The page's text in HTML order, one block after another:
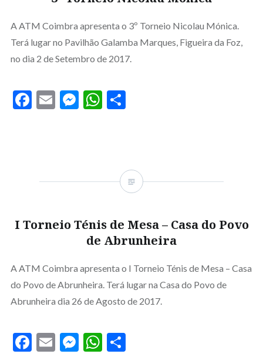
A ATM Coimbra apresenta o 3º Torneio Nicolau Mónica.
Terá lugar no Pavilhão Galamba Marques, Figueira da Foz,
no dia 2 de Setembro de 2017.
Facebook
EmailMessenger
WhatsApp
Partilhar
I Torneio Ténis de Mesa – Casa do Povo
de Abrunheira
A ATM Coimbra apresenta o I Torneio Ténis de Mesa – Casa
do Povo de Abrunheira. Terá lugar na Casa do Povo de
Abrunheira dia 26 de Agosto de 2017.
Facebook
EmailMessenger
WhatsApp
Partilhar